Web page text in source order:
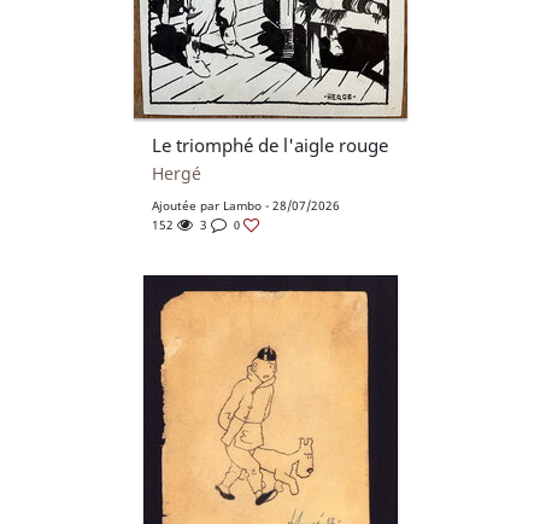
Le triomphé de l'aigle rouge
Hergé
Ajoutée par Lambo - 28/07/2026
152
3 0